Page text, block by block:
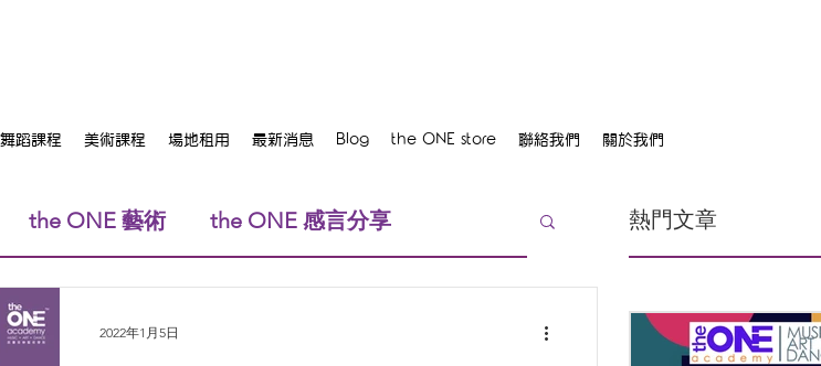
舞蹈課程 美術課程 場地租用 最新消息 Blog the ONE store 聯絡我們 關於我們
the ONE 藝術 the ONE 感言分享
2022年1月5日
熱門文章